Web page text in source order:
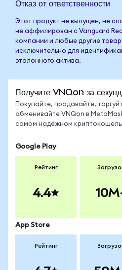
Отказ от ответственности
Этот продукт не выпущен, не
не аффилирован с Vanguard
компании и любые другие
исключительно для
эталонного актива.
Получите VNQon за
Покупайте, продавайте,
обменивайте VNQon в
самом надёжном
Google Play
Рейтинг
4.4
App Store
Рейтинг